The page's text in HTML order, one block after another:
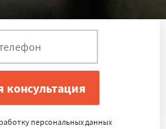
персональных данных